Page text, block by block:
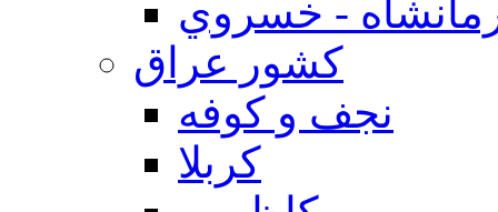
- خسروي
كشور عراق
نجف و كوفه
كربلا